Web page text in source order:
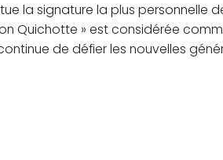
la signature la plus personnelle
Quichotte » est considérée
de défier les nouvelles